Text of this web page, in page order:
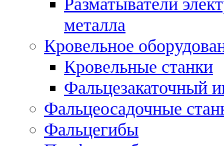
металла
Кровельное
Кровельные станки
Фальцезакаточный
Фальцеосадочные
Фальцегибы